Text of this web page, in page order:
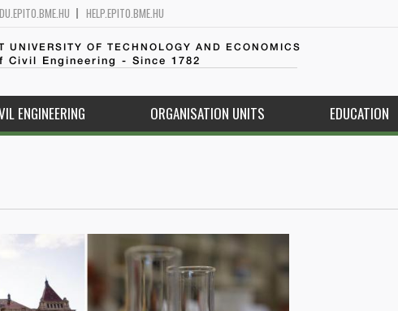
HELP.EPITO.BME.HU
UNIVERSITY OF TECHNOLOGY AND ECONOMICS
Civil Engineering - Since 1782
ENGINEERING ORGANISATION UNITS EDUCATION